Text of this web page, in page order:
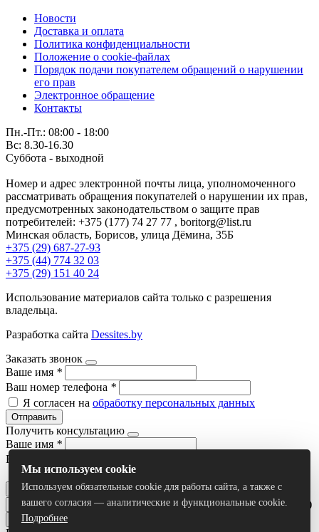
Новости
Доставка и оплата
Политика конфиденциальности
Положение о cookie-файлах
Порядок подачи покупателем обращений о нарушении
его прав
Электронное обращение
Контакты
Пн.-Пт.: 08:00 - 18:00
Вс: 8.30-16.30
Суббота - выходной
Номер и адрес электронной почты лица, уполномоченного
рассматривать обращения покупателей о нарушении их прав,
предусмотренных законодательством о защите прав
потребителей: +375 (177) 74 27 77 , boritorg@list.ru
Минская область, Борисов, улица Дёмина, 35Б
+375 (29) 687-27-93
+375 (44) 774 32 03
+375 (29) 151 40 24
Использование материалов сайта только с разрешения
владельца.
Разработка сайта Dessites.by
Заказать звонок
Ваше имя *
Ваш номер телефона *
Я согласен на обработку персональных данных
Отправить
Получить консультацию
Ваше имя *
Ваш номер телефона
Я согласен наобработку персональных данных
Отправить
Умный поиск(тестовый режим)
Мы используем cookie
Используем обязательные cookie для работы сайта, а также с
вашего согласия — аналитические и функциональные cookie.
Подробнее